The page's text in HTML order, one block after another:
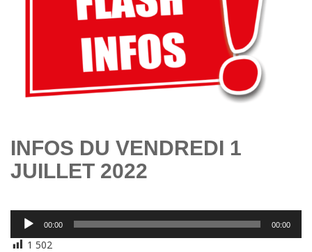
INFOS DU VENDREDI 1
JUILLET 2022
Lecteur
audio
00:00 00:00
1 502